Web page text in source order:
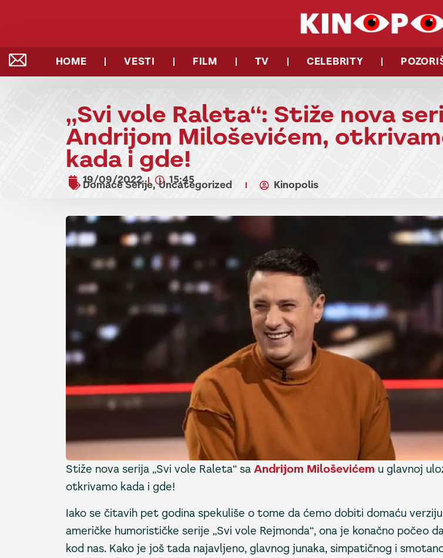
HOME VESTI FILM TV CELEBRITY
„Svi vole Raleta“: Stiže nova
Andrijom Miloševićem,
kada i gde!
19/09/2022 15:45
Domaće Serije,Uncategorized Kinopolis
Stiže nova serija „Svi vole Raleta“ sa Andrijom Miloševićem u glavnoj
otkrivamo kada i gde!
Iako se čitavih pet godina spekuliše o tome da ćemo dobiti domaću
američke humorističke serije „Svi vole Rejmonda“, ona je konačno počeo
kod nas. Kako je još tada najavljeno, glavnog junaka, simpatičnog i